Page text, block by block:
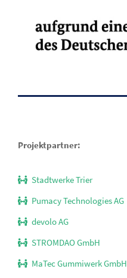
Projektpartner:
Stadtwerke Trier
Pumacy Technologies AG
devolo AG
STROMDAO GmbH
MaTec Gummiwerk GmbH